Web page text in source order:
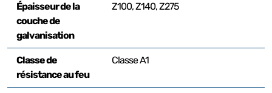
Épaisseur de la
couche de
galvanisation
Z100, Z140, Z275
Classe de
résistance au feu
Classe A1